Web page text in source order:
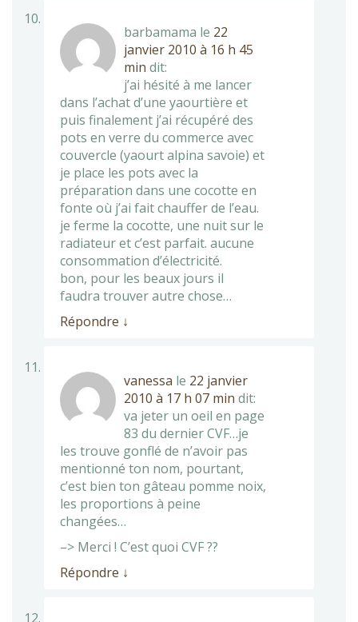
barbamama le 22
janvier 2010 à 16 h 45
min dit:
j’ai hésité à me lancer
dans l’achat d’une yaourtière et
puis finalement j’ai récupéré des
pots en verre du commerce avec
couvercle (yaourt alpina savoie) et
je place les pots avec la
préparation dans une cocotte en
fonte où j’ai fait chauffer de l’eau.
je ferme la cocotte, une nuit sur le
radiateur et c’est parfait. aucune
consommation d’électricité.
bon, pour les beaux jours il
faudra trouver autre chose…
Répondre ↓
vanessa le 22 janvier
2010 à 17 h 07 min dit:
va jeter un oeil en page
83 du dernier CVF…je
les trouve gonflé de n’avoir pas
mentionné ton nom, pourtant,
c’est bien ton gâteau pomme noix,
les proportions à peine
changées…
–> Merci ! C’est quoi CVF ??
Répondre ↓